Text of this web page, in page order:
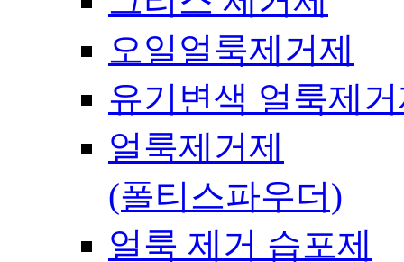
오일얼룩제거제
유기변색 얼룩제
얼룩제거제
(폴티스파우더)
얼룩 제거 습포제